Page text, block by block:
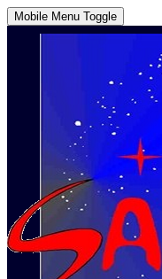
Mobile Menu Toggle